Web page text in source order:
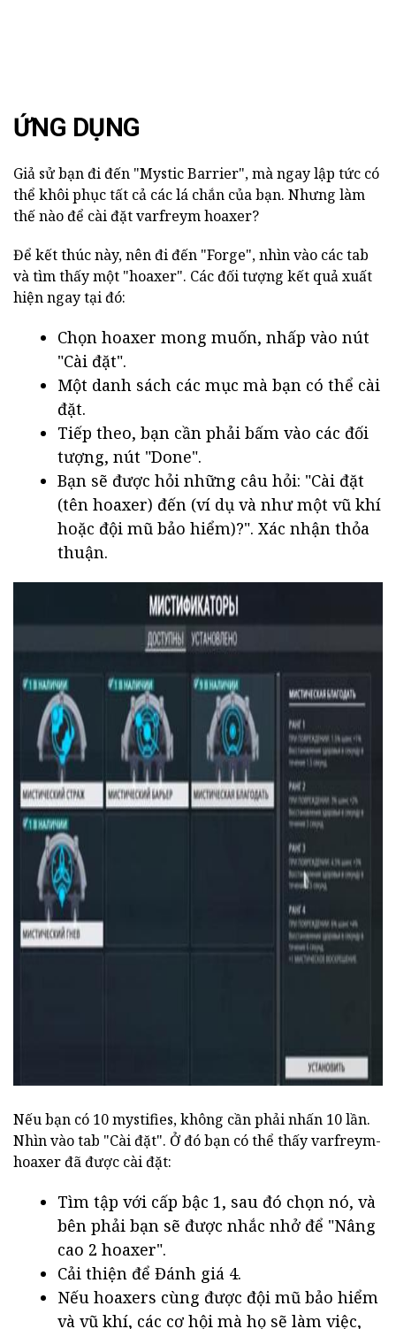
ỨNG DỤNG
Giả sử bạn đi đến "Mystic Barrier", mà ngay lập tức có
thể khôi phục tất cả các lá chắn của bạn. Nhưng làm
thế nào để cài đặt varfreym hoaxer?
Để kết thúc này, nên đi đến "Forge", nhìn vào các tab
và tìm thấy một "hoaxer". Các đối tượng kết quả xuất
hiện ngay tại đó:
Chọn hoaxer mong muốn, nhấp vào nút
"Cài đặt".
Một danh sách các mục mà bạn có thể cài
đặt.
Tiếp theo, bạn cần phải bấm vào các đối
tượng, nút "Done".
Bạn sẽ được hỏi những câu hỏi: "Cài đặt
(tên hoaxer) đến (ví dụ và như một vũ khí
hoặc đội mũ bảo hiểm)?". Xác nhận thỏa
thuận.
Nếu bạn có 10 mystifies, không cần phải nhấn 10 lần.
Nhìn vào tab "Cài đặt". Ở đó bạn có thể thấy varfreym-
hoaxer đã được cài đặt:
Tìm tập với cấp bậc 1, sau đó chọn nó, và
bên phải bạn sẽ được nhắc nhở để "Nâng
cao 2 hoaxer".
Cải thiện để Đánh giá 4.
Nếu hoaxers cùng được đội mũ bảo hiểm
và vũ khí, các cơ hội mà họ sẽ làm việc,